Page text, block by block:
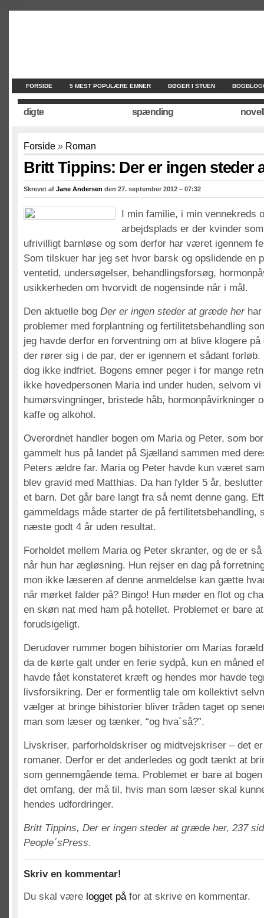
FORSIDE 5 MEST POPULÆRE EMNER BØGER I STUEN
digte spænding
Forside » Roman
Britt Tippins: Der er ingen steder
Skrevet af Jane Andersen den 27. september 2012 – 07:32
I min familie, i min vennekreds
arbejdsplads er der kvinder
ufrivilligt barnløse og som derfor har været igennem
Som tilskuer har jeg set hvor barsk og opslidende en
ventetid, undersøgelser, behandlingsforsøg,
usikkerheden om hvorvidt de nogensinde når i mål.
Den aktuelle bog Der er ingen steder at græde her
problemer med forplantning og fertilitetsbehandling
jeg havde derfor en forventning om at blive klogere
der rører sig i de par, der er igennem et sådant
dog ikke indfriet. Bogens emner peger i for mange
ikke hovedpersonen Maria ind under huden, selvom
humørsvingninger, bristede håb, hormonpåvirkninger
kaffe og alkohol.
Overordnet handler bogen om Maria og Peter, som
gammelt hus på landet på Sjælland sammen med
Peters ældre far. Maria og Peter havde kun været
blev gravid med Matthias. Da han fylder 5 år,
et barn. Det går bare langt fra så nemt denne gang.
gammeldags måde starter de på
næste godt 4 år uden resultat.
Forholdet mellem Maria og Peter skranter, og de er
når hun har ægløsning. Hun rejser en dag på
mon ikke læseren af denne anmeldelse kan gætte
når mørket falder på? Bingo! Hun møder en flot og
en skøn nat med ham på hotellet. Problemet er bare
forudsigeligt.
Derudover rummer bogen bihistorier om Marias
da de kørte galt under en ferie sydpå, kun en måned
havde fået konstateret kræft og hendes mor havde
livsforsikring. Der er formentlig tale om kollektivt
vælger at bringe bihistorier bliver tråden taget op
man som læser og tænker, “og hva´så?”.
Livskriser, parforholdskriser og midtvejskriser – det
romaner. Derfor er det anderledes og godt tænkt at
som gennemgående tema. Problemet er bare at
det omfang, der må til, hvis man som læser skal
hendes udfordringer.
Britt Tippins, Der er ingen steder at græde her, 237
People´sPress.
Skriv en kommentar!
Du skal være logget påfor at skrive en kommentar.